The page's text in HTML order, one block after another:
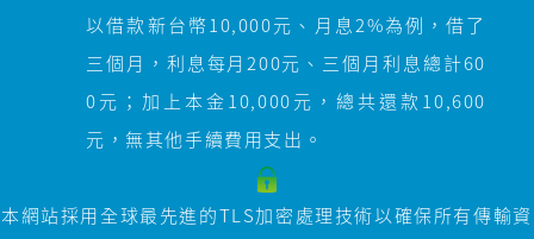
以借款新台幣10,000元、月息2%為例，借了
三個月，利息每月200元、三個月利息總計60
0元；加上本金10,000元，總共還款10,600
元，無其他手續費用支出。
本網站採用全球最先進的TLS加密處理技術以確保所有傳輸資